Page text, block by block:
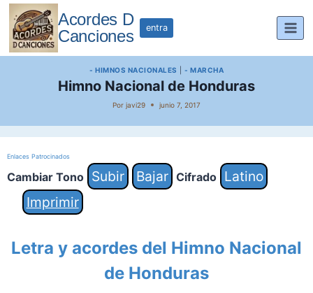
Saltar
contenido
Acordes D
Canciones
entra
- HIMNOS NACIONALES - MARCHA
Himno Nacional de Honduras
Por javi29 junio 7, 2017
Enlaces Patrocinados
Cambiar Tono Subir Bajar Cifrado
Latino
Imprimir
Letra y acordes del Himno Nacional
de Honduras